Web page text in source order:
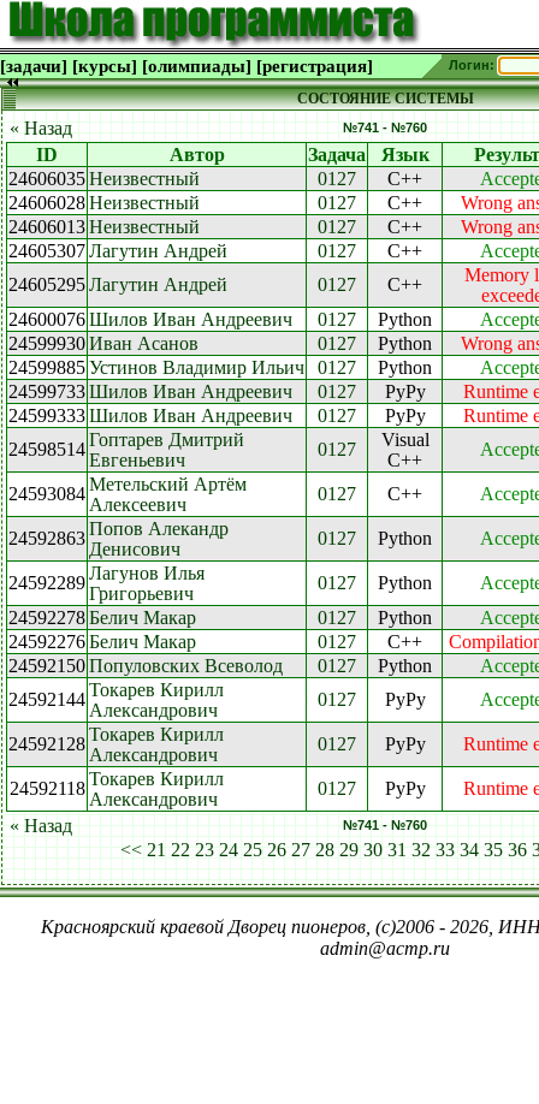
[задачи] [курсы] [олимпиады] [регистрация] Логин:
СОСТОЯНИЕ СИСТЕМЫ
« Назад №741 - №760
ID Автор Задача Язык
24606035Неизвестный 0127 C++
24606028Неизвестный 0127 C++
Wrong
24606013Неизвестный 0127 C++
Wrong
24605307Лагутин Андрей 0127 C++
24605295Лагутин Андрей 0127 C++
Memory
24600076Шилов Иван Андреевич 0127 Python
24599930Иван Асанов 0127 Python
Wrong
24599885Устинов Владимир Ильич 0127 Python
24599733Шилов Иван Андреевич 0127 PyPy
Runtime
24599333Шилов Иван Андреевич 0127 PyPy
Runtime
24598514Гоптарев Дмитрий
Евгеньевич
0127
Visual
C++
24593084Метельский Артём
Алексеевич
0127 C++
24592863Попов Алекандр
Денисович
0127 Python
24592289Лагунов Илья
Григорьевич
0127 Python
24592278Белич Макар 0127 Python
24592276Белич Макар 0127 C++
24592150Популовских Всеволод 0127 Python
24592144Токарев Кирилл
Александрович
0127 PyPy
24592128Токарев Кирилл
Александрович
0127 PyPy Runtime
24592118 Токарев Кирилл
Александрович
0127 PyPy
Runtime
« Назад
№741 - №760
<< 21 22 23 24 25 26 27 28 29 30 31 32 33 34 35 36
Красноярский краевой Дворец пионеров, (c)2006 - 2026,
admin@acmp.ru